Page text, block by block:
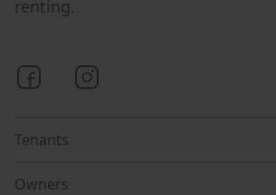
renting.
Bezrealitky on Facebook
Tenants
Owners